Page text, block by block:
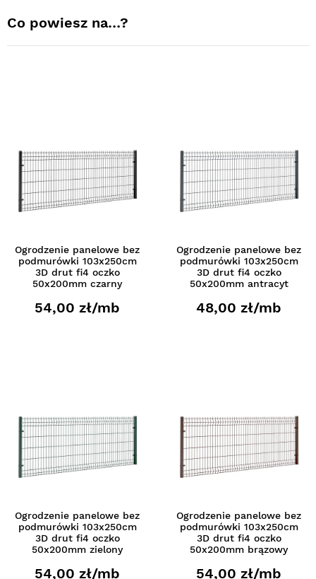
Co powiesz na…?
Ogrodzenie panelowe bez
podmurówki 103x250cm
3D drut fi4 oczko
50x200mm czarny
54,00 zł/mb
Ogrodzenie panelowe bez
podmurówki 103x250cm
3D drut fi4 oczko
50x200mm antracyt
48,00 zł/mb
Ogrodzenie panelowe bez
podmurówki 103x250cm
3D drut fi4 oczko
50x200mm zielony
54,00 zł/mb
Ogrodzenie panelowe bez
podmurówki 103x250cm
3D drut fi4 oczko
50x200mm brązowy
54,00 zł/mb